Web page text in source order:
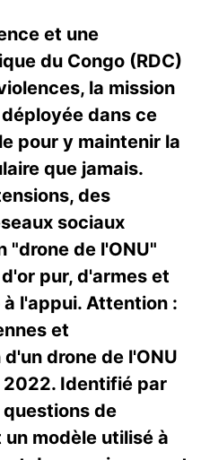
et une
du Congo (RDC)
la mission
dans ce
pour y maintenir la
que jamais.
des
sociaux
"drone de l'ONU"
pur, d'armes et
l'appui. Attention :
et
drone de l'ONU
2022. Identifié par
de
modèle utilisé à